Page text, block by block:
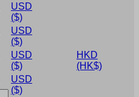
USD
($)
USD
($)
USD
($)
HKD
(HK$)
USD
($)